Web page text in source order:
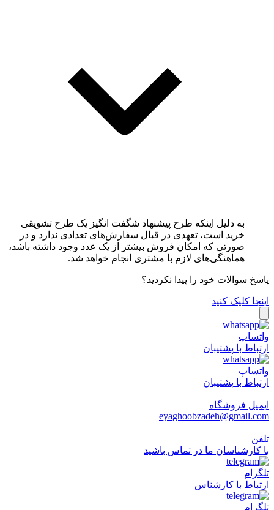
به دلیل اینکه طرح پیشنهاد شگفت انگیز یک طرح تشویقی
خرید است، تعهدی در قبال سفارش‏‌های تعدادی ندارد و در
صورتی که امکان فروش بیشتر از یک عدد وجود داشته باشد،
هماهنگی‏‌های لازم با مشتری انجام خواهد شد.
پاسخ سوالات خود را پیدا نکردید؟
اینجا کلیک کنید
واتساپ
ارتباط با پشتیبان
واتساپ
ارتباط با پشتیبان
ایمیل فروشگاه
eyaghoobzadeh@gmail.com
تلفن
با کارشناسان ما در تماس باشید
تلگرام
ارتباط با کارشناس
تلگرام